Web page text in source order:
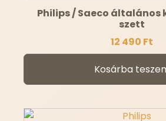
Philips / Saeco
szett
12 490 Ft
Kosárba